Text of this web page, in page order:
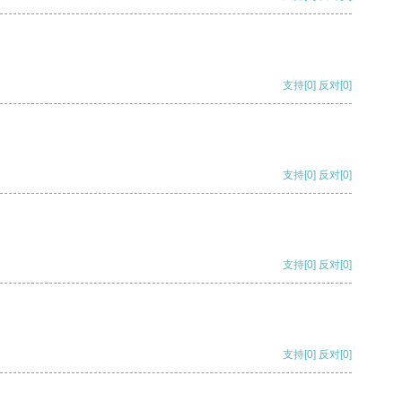
支持[0] 反对[0]
支持[0] 反对[0]
支持[0] 反对[0]
支持[0] 反对[0]